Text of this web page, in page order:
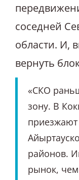
соседней
области. И,
вернуть
«СКО
зону. В
приезжают
районов.
рынок,